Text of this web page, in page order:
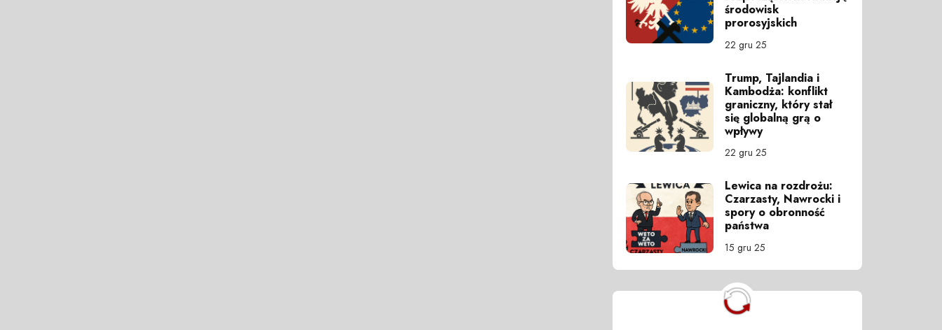
środowisk
prorosyjskich
22 gru 25
Trump, Tajlandia i
Kambodża: konflikt
graniczny, który stał
się globalną grą o
wpływy
22 gru 25
Lewica na rozdrożu:
Czarzasty, Nawrocki i
spory o obronność
państwa
15 gru 25